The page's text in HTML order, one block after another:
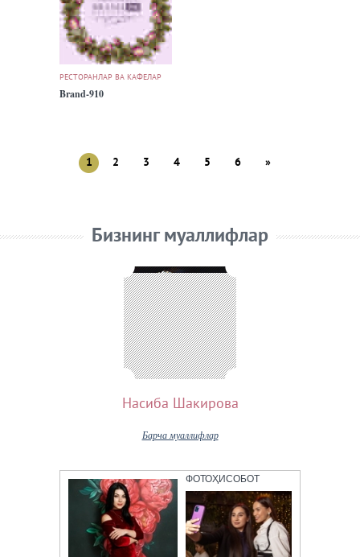
РЕСТОРАНЛАР ВА КАФЕЛАР
Brand-910
1 2 3 4 5 6 »
Бизнинг муаллифлар
Насиба Шакирова
Барча муаллифлар
ФОТОҲИСОБОТ